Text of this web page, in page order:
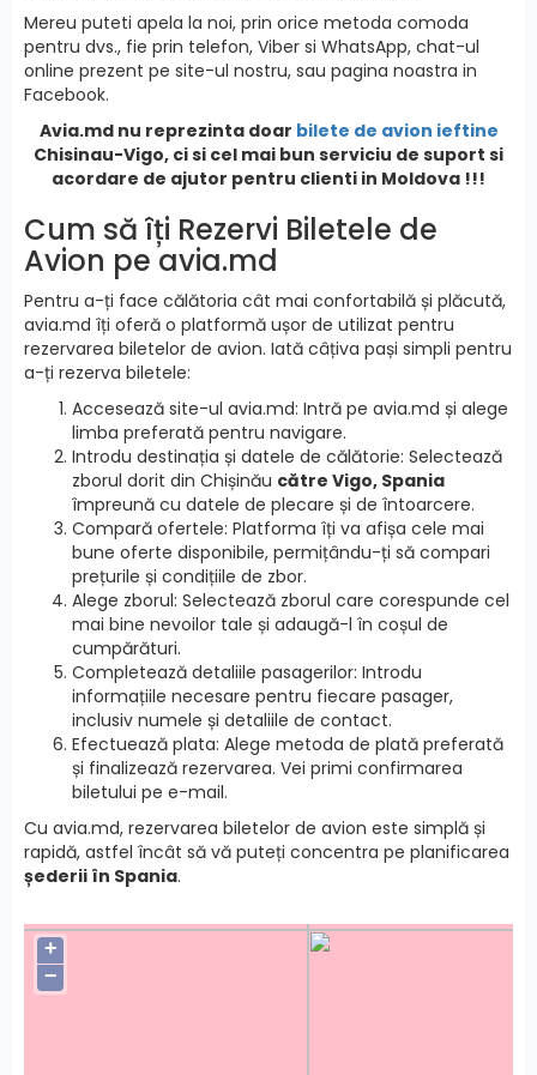
Mereu puteti apela la noi, prin orice metoda comoda
pentru dvs., fie prin telefon, Viber si WhatsApp, chat-ul
online prezent pe site-ul nostru, sau pagina noastra in
Facebook.
Avia.md nu reprezinta doar bilete de avion ieftine
Chisinau-Vigo, ci si cel mai bun serviciu de suport si
acordare de ajutor pentru clienti in Moldova !!!
Cum să îți Rezervi Biletele de
Avion pe avia.md
Pentru a-ți face călătoria cât mai confortabilă și plăcută,
avia.md îți oferă o platformă ușor de utilizat pentru
rezervarea biletelor de avion. Iată câțiva pași simpli pentru
a-ți rezerva biletele:
Accesează site-ul avia.md: Intră pe avia.md și alege
limba preferată pentru navigare.
Introdu destinația și datele de călătorie: Selectează
zborul dorit din Chișinău către Vigo, Spania
împreună cu datele de plecare și de întoarcere.
Compară ofertele: Platforma îți va afișa cele mai
bune oferte disponibile, permițându-ți să compari
prețurile și condițiile de zbor.
Alege zborul: Selectează zborul care corespunde cel
mai bine nevoilor tale și adaugă-l în coșul de
cumpărături.
Completează detaliile pasagerilor: Introdu
informațiile necesare pentru fiecare pasager,
inclusiv numele și detaliile de contact.
Efectuează plata: Alege metoda de plată preferată
și finalizează rezervarea. Vei primi confirmarea
biletului pe e-mail.
Cu avia.md, rezervarea biletelor de avion este simplă și
rapidă, astfel încât să vă puteți concentra pe planificarea
șederii în Spania.
+
−